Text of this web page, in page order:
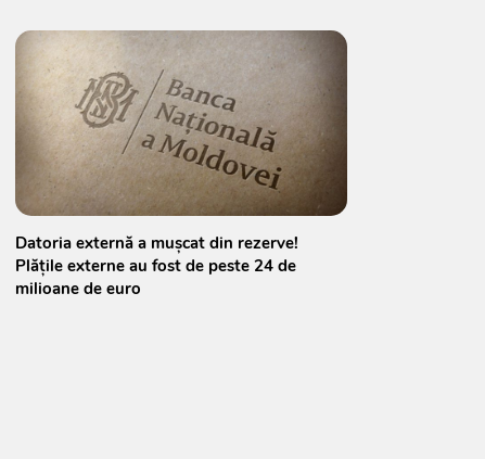
Datoria externă a mușcat din rezerve!
Plățile externe au fost de peste 24 de
milioane de euro